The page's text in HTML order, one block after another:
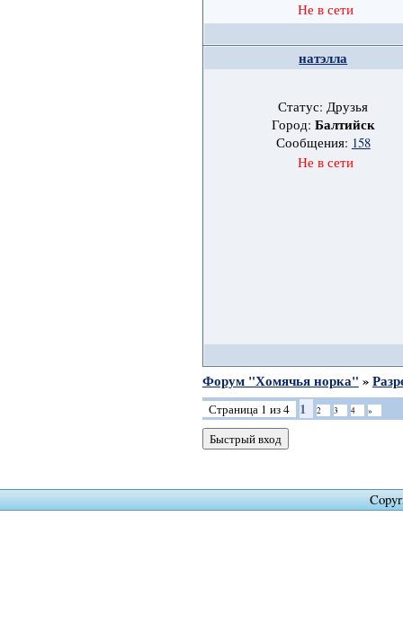
Не в сети
натэлла
Статус: Друзья
Город: Балтийск
Сообщения: 158
Не в сети
Форум "Хомячья норка" »
Страница 1 из4 1 2 3 4 »